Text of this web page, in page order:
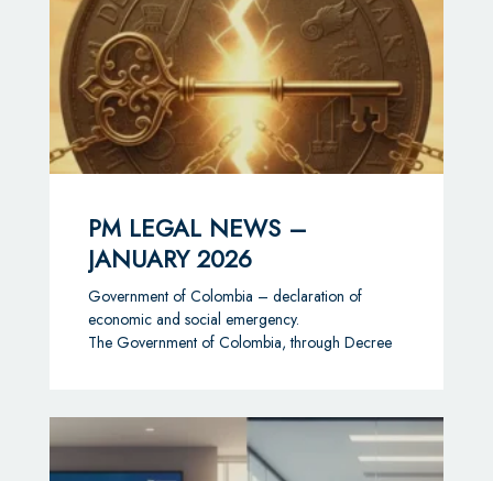
PM LEGAL NEWS –
JANUARY 2026
Government of Colombia – declaration of
economic and social emergency.
The Government of Colombia, through Decree
the national territory for an initial period of 30
days, extendable up to 90 days. This
extraordinary measure has been adopted to